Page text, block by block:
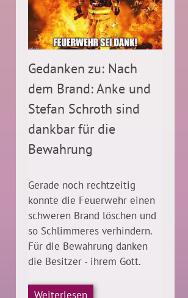
Gedanken zu: Nach
dem Brand: Anke und
Stefan Schroth sind
dankbar für die
Bewahrung
Gerade noch rechtzeitig
konnte die Feuerwehr einen
schweren Brand löschen und
so Schlimmeres verhindern.
Für die Bewahrung danken
die Besitzer - ihrem Gott.
Weiterlesen